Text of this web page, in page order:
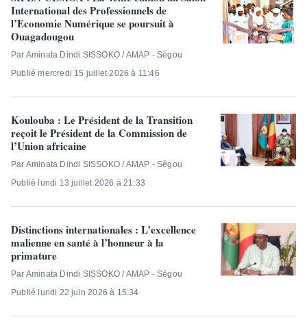
International des Professionnels de
l’Economie Numérique se poursuit à
Ouagadougou
Par Aminata Dindi SISSOKO / AMAP - Ségou
Publié mercredi 15 juillet 2026 à 11:46
Koulouba : Le Président de la Transition
reçoit le Président de la Commission de
l’Union africaine
Par Aminata Dindi SISSOKO / AMAP - Ségou
Publié lundi 13 juillet 2026 à 21:33
Distinctions internationales : L’excellence
malienne en santé à l’honneur à la
primature
Par Aminata Dindi SISSOKO / AMAP - Ségou
Publié lundi 22 juin 2026 à 15:34